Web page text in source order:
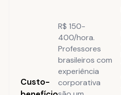
Custo-
R$ 150-
400/hora.
Professores
brasileiros com
experiência
corporativa